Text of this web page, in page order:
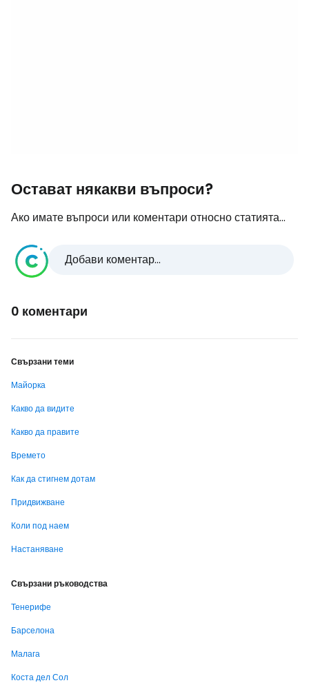
Остават някакви въпроси?
Ако имате въпроси или коментари относно статията...
Добави коментар...
0 коментари
Свързани теми
Майорка
Какво да видите
Какво да правите
Времето
Как да стигнем дотам
Придвижване
Коли под наем
Настаняване
Свързани ръководства
Тенерифе
Барселона
Малага
Коста дел Сол